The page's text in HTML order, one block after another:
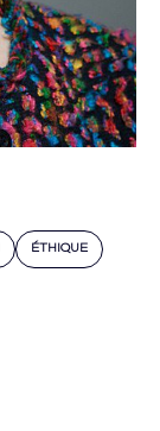
ÉTHIQUE